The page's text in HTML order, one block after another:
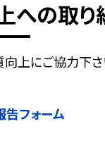
への取り
上にご協力下
告フォーム